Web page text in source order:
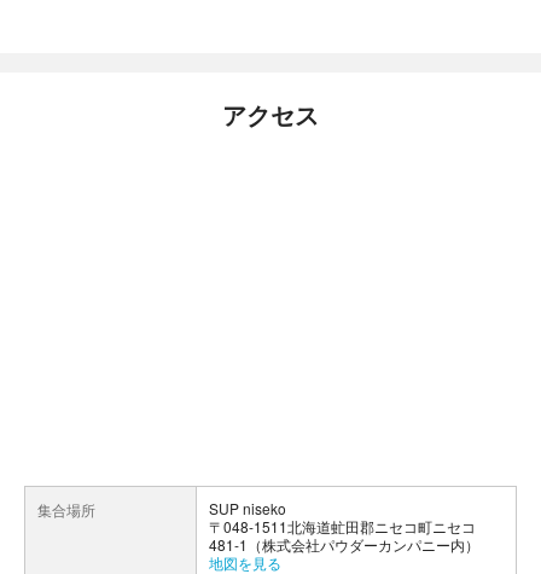
アクセス
集合場所
SUP niseko
〒048-1511北海道虻田郡ニセコ町ニセコ
481-1（株式会社パウダーカンパニー内）
地図を見る